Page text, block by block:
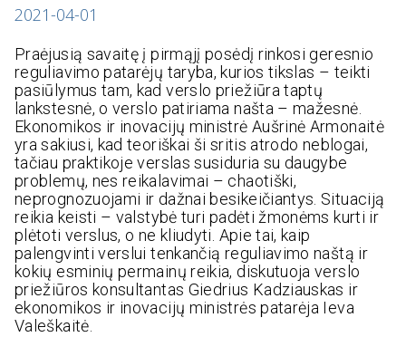
2021-04-01
Praėjusią savaitę į pirmąjį posėdį rinkosi geresnio
reguliavimo patarėjų taryba, kurios tikslas – teikti
pasiūlymus tam, kad verslo priežiūra taptų
lankstesnė, o verslo patiriama našta – mažesnė.
Ekonomikos ir inovacijų ministrė Aušrinė Armonaitė
yra sakiusi, kad teoriškai ši sritis atrodo neblogai,
tačiau praktikoje verslas susiduria su daugybe
problemų, nes reikalavimai – chaotiški,
neprognozuojami ir dažnai besikeičiantys. Situaciją
reikia keisti – valstybė turi padėti žmonėms kurti ir
plėtoti verslus, o ne kliudyti. Apie tai, kaip
palengvinti verslui tenkančią reguliavimo naštą ir
kokių esminių permainų reikia, diskutuoja verslo
priežiūros konsultantas Giedrius Kadziauskas ir
ekonomikos ir inovacijų ministrės patarėja Ieva
Valeškaitė.